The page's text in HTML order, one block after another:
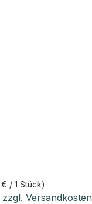
€ / 1 Stück)
Versandkosten